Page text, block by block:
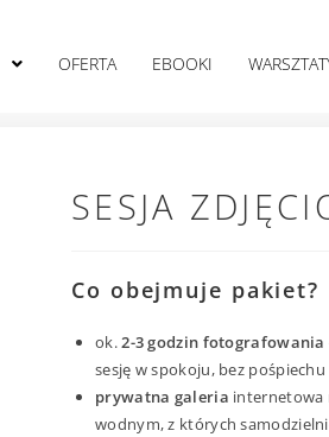
OFERTA EBOOKI
SESJA
Co obejmuje pakiet?
ok.2-3 godzin fotografowania
sesję w spokoju, bez
prywatna galeria internetowa
wodnym, z których